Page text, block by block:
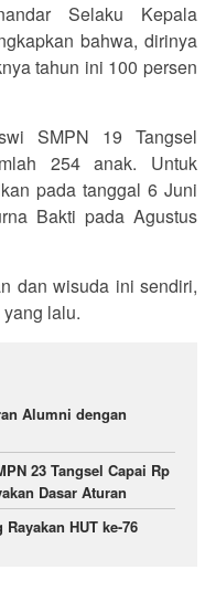
Selaku Kepala
bahwa, dirinya
tahun ini 100 persen
SMPN 19 Tangsel
254 anak. Untuk
pada tanggal 6 Juni
Bakti pada Agustus
dan wisuda ini sendiri,
lalu.
Alumni dengan
23 Tangsel Capai Rp
Dasar Aturan
HUT ke-76